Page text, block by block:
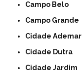
Campo Belo
Campo Grande
Cidade Ademar
Cidade Dutra
Cidade Jardim